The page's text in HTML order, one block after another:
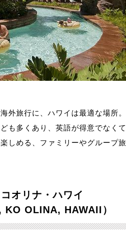
外旅行に、ハワイは最適な場所。
も多くあり、英語が得意でなくて
しめる、ファミリーやグループ旅
オリナ・ハワイ
KO OLINA, HAWAII）